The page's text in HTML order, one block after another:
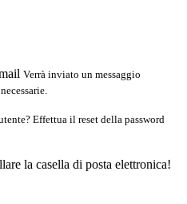
Verrà inviato un messaggio
Effettua il reset della password
la casella di posta elettronica!